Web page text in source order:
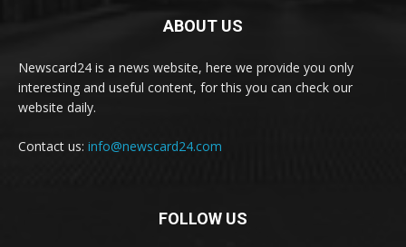
ABOUT US
Newscard24 is a news website, here we provide you only
interesting and useful content, for this you can check our
website daily.
Contact us: info@newscard24.com
FOLLOW US